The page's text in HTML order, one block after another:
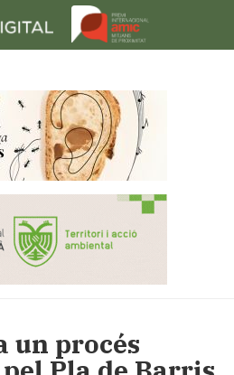
un procés